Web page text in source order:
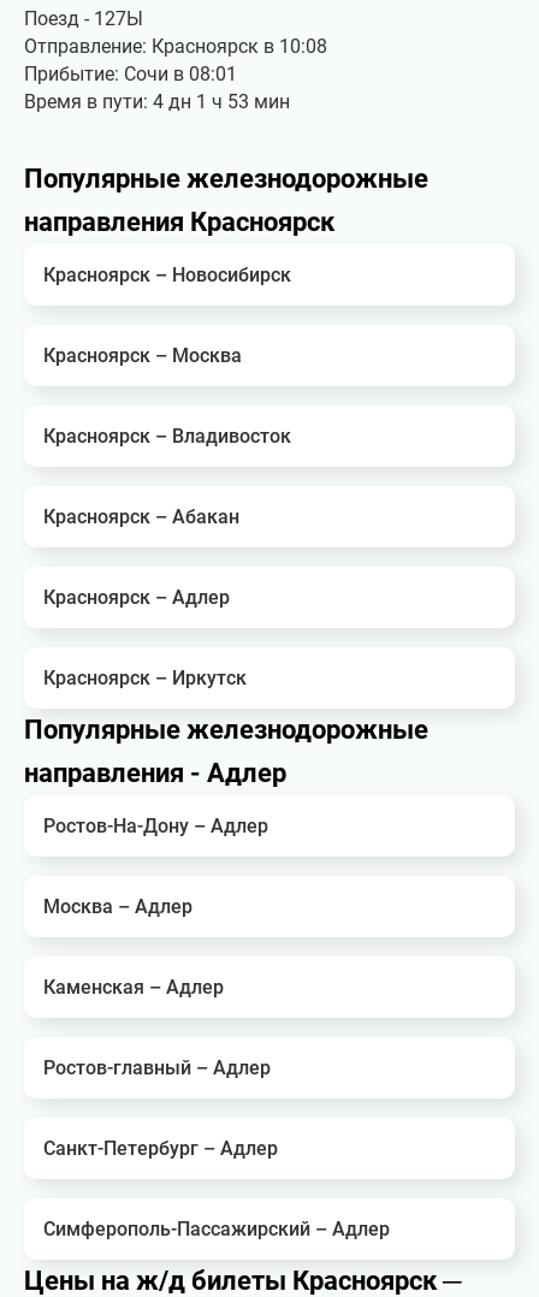
Поезд - 127Ы
Отправление: Красноярск в 10:08
Прибытие: Сочи в 08:01
Время в пути: 4 дн 1 ч 53 мин
Популярные железнодорожные
направления Красноярск
Красноярск – Новосибирск
Красноярск – Москва
Красноярск – Владивосток
Красноярск – Абакан
Красноярск – Адлер
Красноярск – Иркутск
Популярные железнодорожные
направления - Адлер
Ростов-На-Дону – Адлер
Москва – Адлер
Каменская – Адлер
Ростов-главный – Адлер
Санкт-Петербург – Адлер
Симферополь-Пассажирский – Адлер
Цены на ж/д билеты Красноярск ─